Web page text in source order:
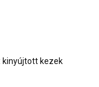
kinyújtott kezek